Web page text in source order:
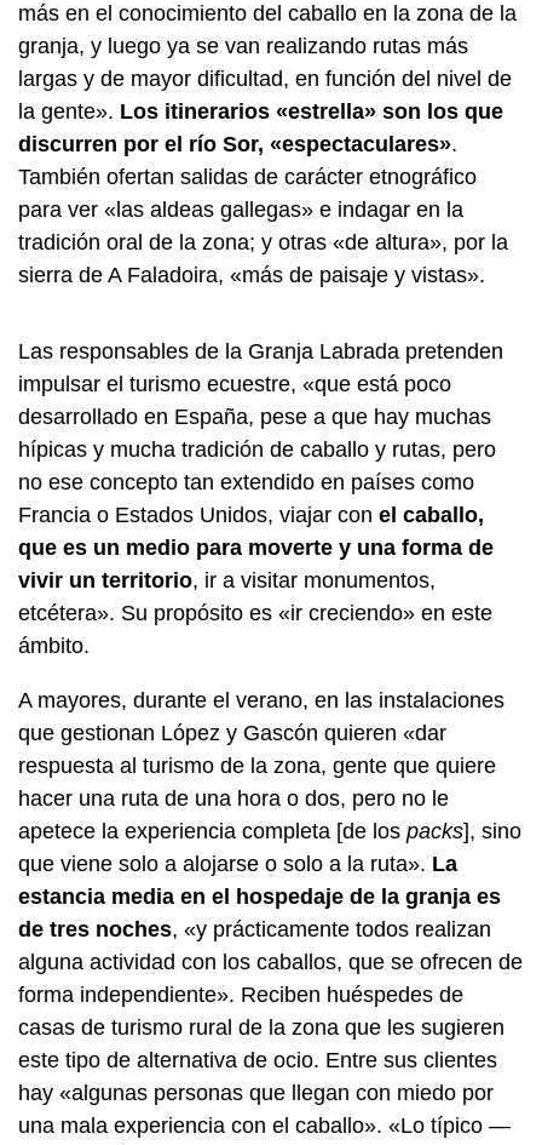
más en el conocimiento del caballo en la zona de la
granja, y luego ya se van realizando rutas más
largas y de mayor dificultad, en función del nivel de
la gente». Los itinerarios «estrella» son los que
discurren por el río Sor, «espectaculares».
También ofertan salidas de carácter etnográfico
para ver «las aldeas gallegas» e indagar en la
tradición oral de la zona; y otras «de altura», por la
sierra de A Faladoira, «más de paisaje y vistas».
Las responsables de la Granja Labrada pretenden
impulsar el turismo ecuestre, «que está poco
desarrollado en España, pese a que hay muchas
hípicas y mucha tradición de caballo y rutas, pero
no ese concepto tan extendido en países como
Francia o Estados Unidos, viajar con el caballo,
que es un medio para moverte y una forma de
vivir un territorio, ir a visitar monumentos,
etcétera». Su propósito es «ir creciendo» en este
ámbito.
A mayores, durante el verano, en las instalaciones
que gestionan López y Gascón quieren «dar
respuesta al turismo de la zona, gente que quiere
hacer una ruta de una hora o dos, pero no le
apetece la experiencia completa [de los packs], sino
que viene solo a alojarse o solo a la ruta». La
estancia media en el hospedaje de la granja es
de tres noches, «y prácticamente todos realizan
alguna actividad con los caballos, que se ofrecen de
forma independiente». Reciben huéspedes de
casas de turismo rural de la zona que les sugieren
este tipo de alternativa de ocio. Entre sus clientes
hay «algunas personas que llegan con miedo por
una mala experiencia con el caballo». «Lo típico —